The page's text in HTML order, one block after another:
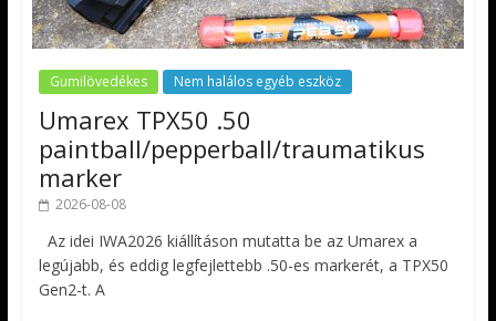
Gumilövedékes Nem halálos egyéb eszköz
Umarex TPX50 .50
paintball/pepperball/traumatikus
marker
2026-08-08
Az idei IWA2026 kiállításon mutatta be az Umarex a
legújabb, és eddig legfejlettebb .50-es markerét, a TPX50
Gen2-t. A